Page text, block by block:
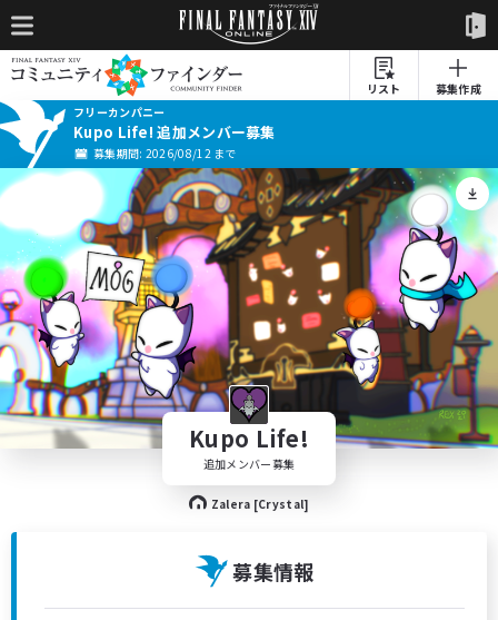
リスト
募集作成
フリーカンパニー
Kupo Life! 追加メンバー募集
募集期間: 2026/08/12 まで
Kupo Life!
追加メンバー募集
Zalera [Crystal]
募集情報